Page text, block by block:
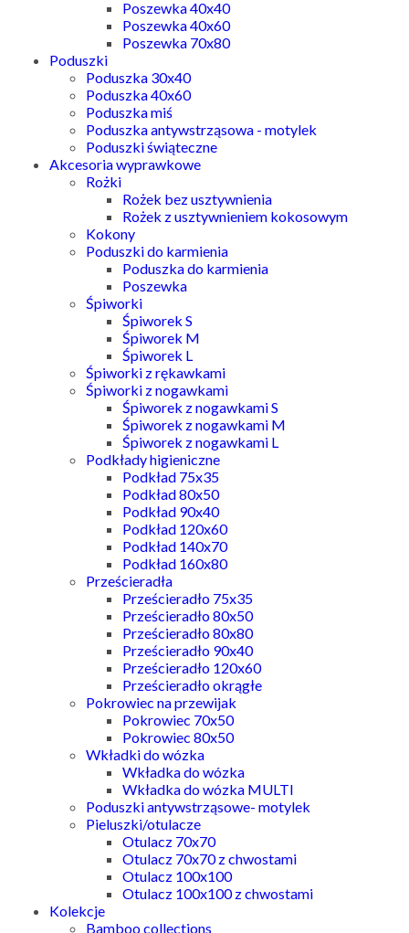
Poszewka 40x40
Poszewka 40x60
Poszewka 70x80
Poduszki
Poduszka 30x40
Poduszka 40x60
Poduszka miś
Poduszka antywstrząsowa - motylek
Poduszki świąteczne
Akcesoria wyprawkowe
Rożki
Rożek bez usztywnienia
Rożek z usztywnieniem kokosowym
Kokony
Poduszki do karmienia
Poduszka do karmienia
Poszewka
Śpiworki
Śpiworek S
Śpiworek M
Śpiworek L
Śpiworki z rękawkami
Śpiworki z nogawkami
Śpiworek z nogawkami S
Śpiworek z nogawkami M
Śpiworek z nogawkami L
Podkłady higieniczne
Podkład 75x35
Podkład 80x50
Podkład 90x40
Podkład 120x60
Podkład 140x70
Podkład 160x80
Prześcieradła
Prześcieradło 75x35
Prześcieradło 80x50
Prześcieradło 80x80
Prześcieradło 90x40
Prześcieradło 120x60
Prześcieradło okrągłe
Pokrowiec na przewijak
Pokrowiec 70x50
Pokrowiec 80x50
Wkładki do wózka
Wkładka do wózka
Wkładka do wózka MULTI
Poduszki antywstrząsowe- motylek
Pieluszki/otulacze
Otulacz 70x70
Otulacz 70x70 z chwostami
Otulacz 100x100
Otulacz 100x100 z chwostami
Kolekcje
Bamboo collections